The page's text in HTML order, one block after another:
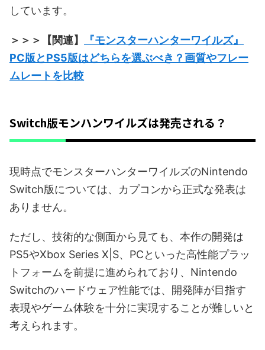
しています。
＞＞＞【関連】
『モンスターハンターワイルズ』
PC版とPS5版はどちらを選ぶべき？画質やフレー
ムレートを比較
Switch版モンハンワイルズは発売される？
現時点でモンスターハンターワイルズのNintendo
Switch版については、カプコンから正式な発表は
ありません。
ただし、技術的な側面から見ても、本作の開発は
PS5やXbox Series X|S、PCといった高性能プラッ
トフォームを前提に進められており、Nintendo
Switchのハードウェア性能では、開発陣が目指す
表現やゲーム体験を十分に実現することが難しいと
考えられます。